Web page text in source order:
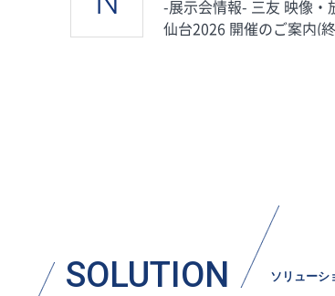
-展示会情報- 三友 映像・放送機器内覧会 in
仙台2026 開催のご案内(
SOLUTION ソリューシ